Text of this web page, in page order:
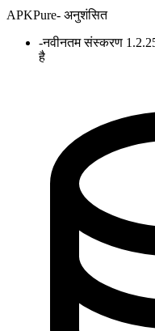
APKPure- अनुशंसित
-नवीनतम संस्करण
है